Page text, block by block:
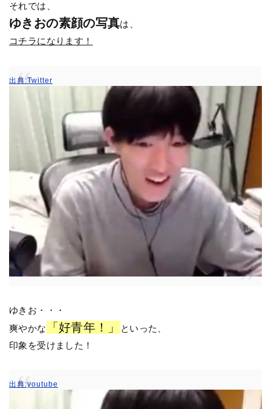
それでは、
ゆきおの素顔の写真は、
コチラになります！
出典:Twitter
ゆきお・・・
爽やかな
「好青年！」
といった、
印象を受けました！
出典:youtube